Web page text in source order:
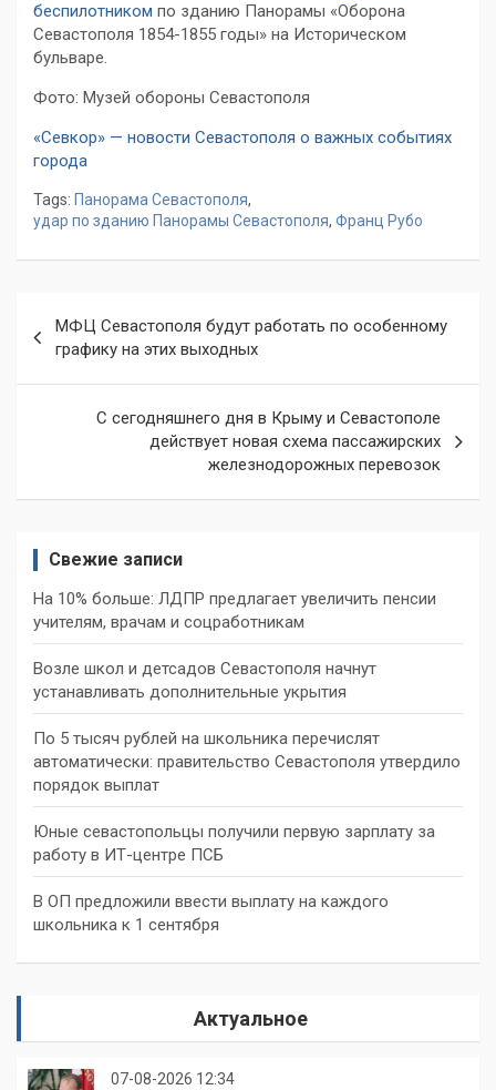
беспилотником по зданию Панорамы «Оборона
Севастополя 1854-1855 годы» на Историческом
бульваре.
Фото: Музей обороны Севастополя
«Севкор» — новости Севастополя о важных событиях
города
Tags: Панорама Севастополя,
удар по зданию Панорамы Севастополя, Франц Рубо
по
записям
МФЦ Севастополя будут работать по особенному
графику на этих выходных
С сегодняшнего дня в Крыму и Севастополе
действует новая схема пассажирских
железнодорожных перевозок
Свежие записи
На 10% больше: ЛДПР предлагает увеличить пенсии
учителям, врачам и соцработникам
Возле школ и детсадов Севастополя начнут
устанавливать дополнительные укрытия
По 5 тысяч рублей на школьника перечислят
автоматически: правительство Севастополя утвердило
порядок выплат
Юные севастопольцы получили первую зарплату за
работу в ИТ-центре ПСБ
В ОП предложили ввести выплату на каждого
школьника к 1 сентября
Актуальное
07-08-2026 12:34